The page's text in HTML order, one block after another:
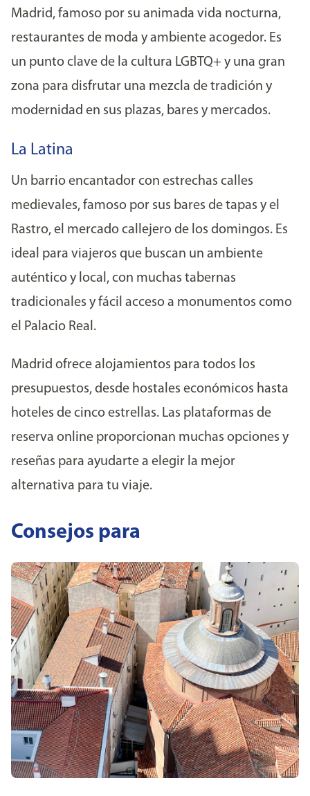
Madrid, famoso por su animada vida nocturna,
restaurantes de moda y ambiente acogedor. Es
un punto clave de la cultura LGBTQ+ y una gran
zona para disfrutar una mezcla de tradición y
modernidad en sus plazas, bares y mercados.
La Latina
Un barrio encantador con estrechas calles
medievales, famoso por sus bares de tapas y el
Rastro, el mercado callejero de los domingos. Es
ideal para viajeros que buscan un ambiente
auténtico y local, con muchas tabernas
tradicionales y fácil acceso a monumentos como
el Palacio Real.
Madrid ofrece alojamientos para todos los
presupuestos, desde hostales económicos hasta
hoteles de cinco estrellas. Las plataformas de
reserva online proporcionan muchas opciones y
reseñas para ayudarte a elegir la mejor
alternativa para tu viaje.
Consejos para